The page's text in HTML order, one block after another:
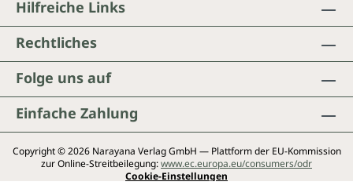
Folge uns auf
Einfache Zahlung
Hilfreiche Links
Rechtliches
Copyright © 2026 Narayana Verlag GmbH — Plattform der EU-Kommission
zur Online-Streitbeilegung:www.ec.europa.eu/consumers/odr
Cookie-Einstellungen